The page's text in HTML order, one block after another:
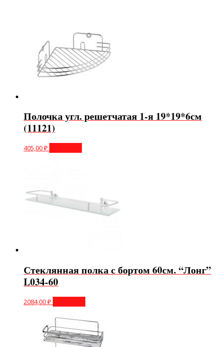
Полочка угл. решетчатая 1-я 19*19*6см
(11121)
405,00₽
Стеклянная полка с бортом 60см. “Лонг”
L034-60
2084,00₽